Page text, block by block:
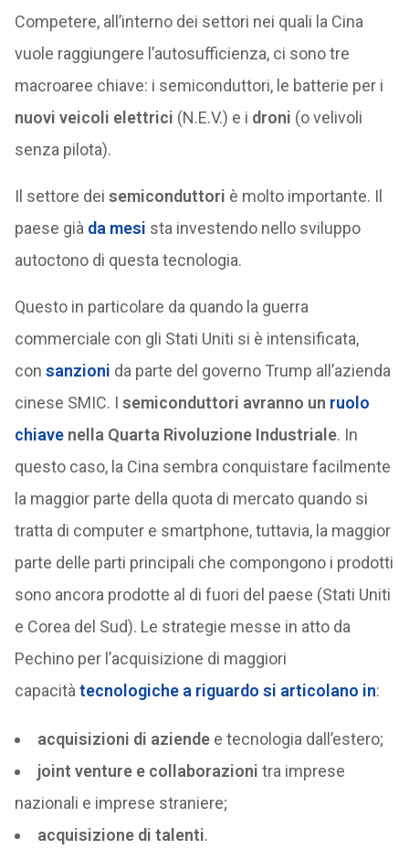
Competere, all’interno dei settori nei quali la Cina
vuole raggiungere l’autosufficienza, ci sono tre
macroaree chiave: i semiconduttori, le batterie per i
nuovi veicoli elettrici (N.E.V.) e i droni (o velivoli
senza pilota).
Il settore dei semiconduttori è molto importante. Il
paese già da mesi sta investendo nello sviluppo
autoctono di questa tecnologia.
Questo in particolare da quando la guerra
commerciale con gli Stati Uniti si è intensificata,
con sanzioni da parte del governo Trump all’azienda
cinese SMIC. I semiconduttori avranno un ruolo
chiavenella Quarta Rivoluzione Industriale. In
questo caso, la Cina sembra conquistare facilmente
la maggior parte della quota di mercato quando si
tratta di computer e smartphone, tuttavia, la maggior
parte delle parti principali che compongono i prodotti
sono ancora prodotte al di fuori del paese (Stati Uniti
e Corea del Sud). Le strategie messe in atto da
Pechino per l’acquisizione di maggiori
capacità tecnologiche a riguardo si articolano in:
acquisizioni di aziendee tecnologia dall’estero;
joint venture e collaborazioni tra imprese
nazionali e imprese straniere;
acquisizione di talenti.